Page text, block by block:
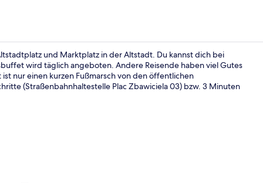
Sitzecke in
und Marktplatz in der Altstadt. Du kannst dich bei
wird täglich angeboten. Andere Reisende haben viel Gutes
nur einen kurzen Fußmarsch von den öffentlichen
(Straßenbahnhaltestelle Plac Zbawiciela 03) bzw. 3 Minuten